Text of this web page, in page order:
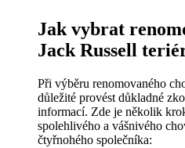
Jak vybrat
Jack Russell
Při výběru renomovaného
důležité provést důkladné
informací. Zde je několik
spolehlivého a vášnivého
čtyřnohého společníka: